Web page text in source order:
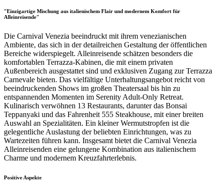
"Einzigartige Mischung aus italienischem Flair und modernem Komfort für
Alleinreisende"
Die Carnival Venezia beeindruckt mit ihrem venezianischen
Ambiente, das sich in der detailreichen Gestaltung der öffentlichen
Bereiche widerspiegelt. Alleinreisende schätzen besonders die
komfortablen Terrazza-Kabinen, die mit einem privaten
Außenbereich ausgestattet sind und exklusiven Zugang zur Terrazza
Carnevale bieten. Das vielfältige Unterhaltungsangebot reicht von
beeindruckenden Shows im großen Theatersaal bis hin zu
entspannenden Momenten im Serenity Adult-Only Retreat.
Kulinarisch verwöhnen 13 Restaurants, darunter das Bonsai
Teppanyaki und das Fahrenheit 555 Steakhouse, mit einer breiten
Auswahl an Spezialitäten. Ein kleiner Wermutstropfen ist die
gelegentliche Auslastung der beliebten Einrichtungen, was zu
Wartezeiten führen kann. Insgesamt bietet die Carnival Venezia
Alleinreisenden eine gelungene Kombination aus italienischem
Charme und modernem Kreuzfahrterlebnis.
Positive Aspekte